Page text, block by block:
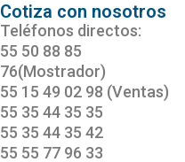
Cotiza con nosotros
Teléfonos directos:
55 50 88 85
76(Mostrador)
55 15 49 02 98 (Ventas)
55 35 44 35 35
55 35 44 35 42
55 55 77 96 33